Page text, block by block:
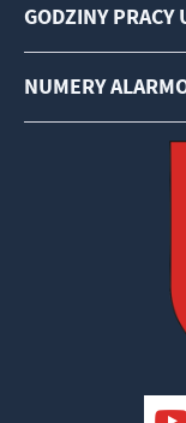
GODZINY PRACY
NUMERY